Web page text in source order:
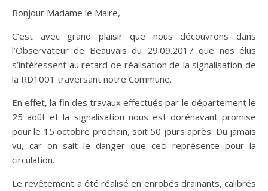
Bonjour Madame le Maire,
C’est avec grand plaisir que nous découvrons dans
l’Observateur de Beauvais du 29.09.2017 que nos élus
s’intéressent au retard de réalisation de la signalisation de
la RD1001 traversant notre Commune.
En effet, la fin des travaux effectués par le département le
25 août et la signalisation nous est dorénavant promise
pour le 15 octobre prochain, soit 50 jours après. Du jamais
vu, car on sait le danger que ceci représente pour la
circulation.
Le revêtement a été réalisé en enrobés drainants, calibrés